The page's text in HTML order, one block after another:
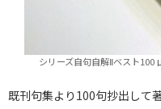
シリーズ自句自解Ⅱベスト100
既刊句集より100句抄出して